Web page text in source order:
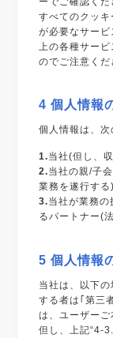
すべてのクッ
が必要なサー
上の各種サー
のでご注意くだ
4 個人情報
個人情報は、次
1.当社(但し、
2.当社の親/子
業務を遂行する)
3.当社が業務
るパートナー(
5 個人情報
当社は、以下
する者は｢第三
は、ユーザーご
但し、上記“4-